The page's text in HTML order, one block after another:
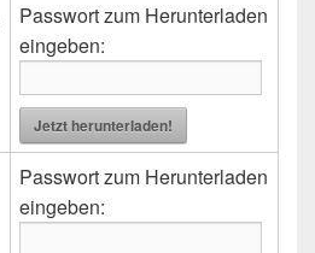
Passwort zum Herunterladen
eingeben:
Jetzt herunterladen!
Passwort zum Herunterladen
eingeben: